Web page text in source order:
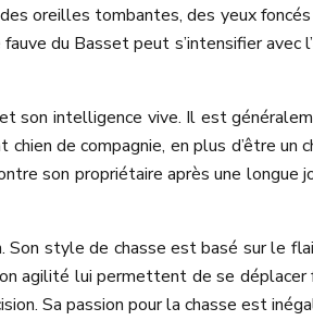
oreilles tombantes, des yeux
du Basset peut s’intensifier avec
son intelligence vive. Il est
de compagnie, en plus d’être un
son propriétaire après une longue
style de chasse est basé sur le
agilité lui permettent de se
Sa passion pour la chasse est